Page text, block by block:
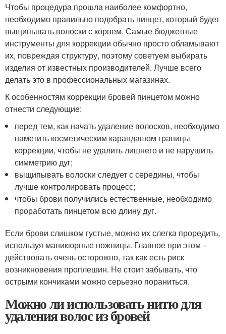
Чтобы процедура прошла наиболее комфортно,
необходимо правильно подобрать пинцет, который будет
выщипывать волоски с корнем. Самые бюджетные
инструменты для коррекции обычно просто обламывают
их, повреждая структуру, поэтому советуем выбирать
изделия от известных производителей. Лучше всего
делать это в профессиональных магазинах.
К особенностям коррекции бровей пинцетом можно
отнести следующие:
перед тем, как начать удаление волосков, необходимо
наметить косметическим карандашом границы
коррекции, чтобы не удалить лишнего и не нарушить
симметрию дуг;
выщипывать волоски следует с середины, чтобы
лучше контролировать процесс;
чтобы брови получились естественные, необходимо
проработать пинцетом всю длину дуг.
Если брови слишком густые, можно их слегка проредить,
используя маникюрные ножницы. Главное при этом –
действовать очень осторожно, так как есть риск
возникновения проплешин. Не стоит забывать, что
острыми кончиками можно серьезно пораниться.
Можно ли использовать нитю для
удаления волос из бровей